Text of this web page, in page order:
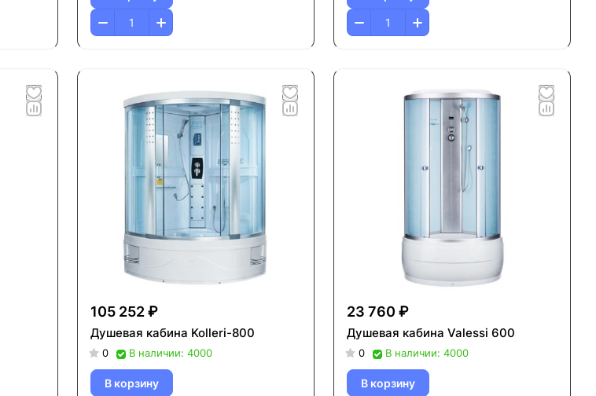
105 252 ₽
Душевая кабина Kolleri-800
0 В наличии: 4000
В корзину
23 760 ₽
Душевая кабина Valessi 600
0 В наличии: 4000
В корзину